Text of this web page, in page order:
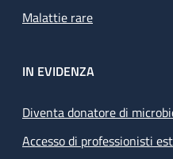
Malattie rare
IN EVIDENZA
Diventa donatore di
Accesso di professionisti